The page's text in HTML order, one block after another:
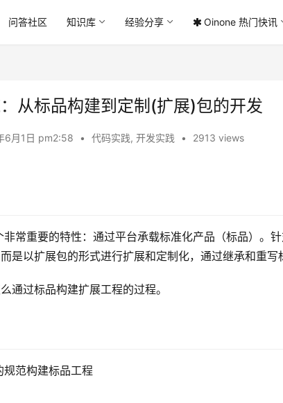
问答社区 知识库 经验分享 Oinone 热门快讯
从标品构建到定制(扩展)包的开发
6月1日 pm2:58 • 代码实践, 开发实践 • 2913 views
非常重要的特性：通过平台承载标准化产品（标品）。
是以扩展包的形式进行扩展和定制化，通过继承和重写
通过标品构建扩展工程的过程。
范构建标品工程